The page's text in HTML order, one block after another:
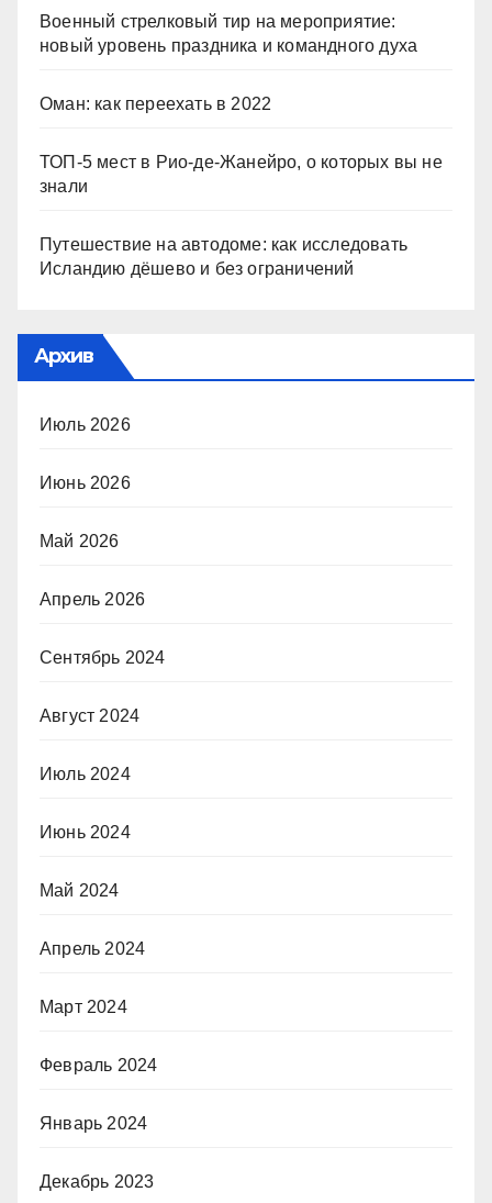
Военный стрелковый тир на мероприятие:
новый уровень праздника и командного духа
Оман: как переехать в 2022
ТОП-5 мест в Рио-де-Жанейро, о которых вы не
знали
Путешествие на автодоме: как исследовать
Исландию дёшево и без ограничений
Архив
Июль 2026
Июнь 2026
Май 2026
Апрель 2026
Сентябрь 2024
Август 2024
Июль 2024
Июнь 2024
Май 2024
Апрель 2024
Март 2024
Февраль 2024
Январь 2024
Декабрь 2023